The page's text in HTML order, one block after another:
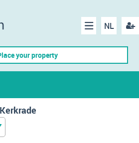
NL
Menu
your property